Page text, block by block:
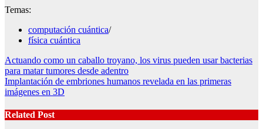
Temas:
computación cuántica/
física cuántica
Post
navigation
Actuando como un caballo troyano, los virus pueden usar bacterias
para matar tumores desde adentro
Implantación de embriones humanos revelada en las primeras
imágenes en 3D
Related Post